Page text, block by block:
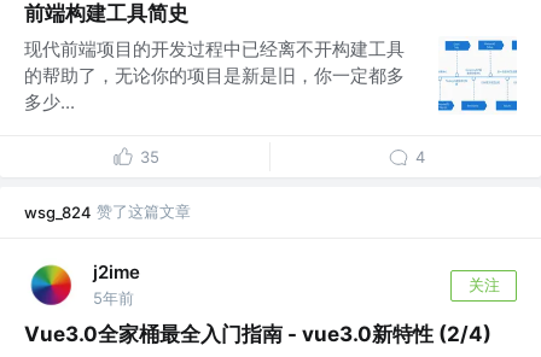
前端构建工具简史
现代前端项目的开发过程中已经离不开构建工具
的帮助了，无论你的项目是新是旧，你一定都多
多少...
35 4
wsg_824 赞了这篇文章
j2ime
5年前
关注
Vue3.0全家桶最全入门指南 - vue3.0新特性 (2/4)